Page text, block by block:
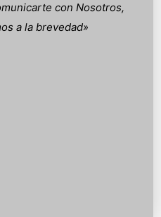
con Nosotros,
a la brevedad»